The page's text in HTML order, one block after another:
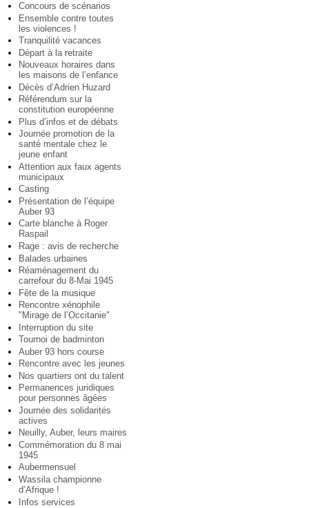
Concours de scénarios
Ensemble contre toutes
les violences !
Tranquilité vacances
Départ à la retraite
Nouveaux horaires dans
les maisons de l’enfance
Décès d’Adrien Huzard
Référendum sur la
constitution européenne
Plus d’infos et de débats
Journée promotion de la
santé mentale chez le
jeune enfant
Attention aux faux agents
municipaux
Casting
Présentation de l’équipe
Auber 93
Carte blanche à Roger
Raspail
Rage : avis de recherche
Balades urbaines
Réaménagement du
carrefour du 8-Mai 1945
Fête de la musique
Rencontre xénophile
"Mirage de l’Occitanie"
Interruption du site
Tournoi de badminton
Auber 93 hors course
Rencontre avec les jeunes
Nos quartiers ont du talent
Permanences juridiques
pour personnes âgées
Journée des solidarités
actives
Neuilly, Auber, leurs maires
Commémoration du 8 mai
1945
Aubermensuel
Wassila championne
d’Afrique !
Infos services